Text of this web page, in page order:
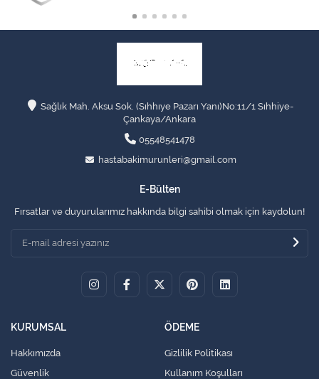
Sağlık Mah. Aksu Sok. (Sıhhıye Pazarı Yanı)No:11/1 Sıhhiye-
Çankaya/Ankara
05548541478
hastabakimurunleri@gmail.com
E-Bülten
Fırsatlar ve duyurularımız hakkında bilgi sahibi olmak için kaydolun!
KURUMSAL
Hakkımızda
Güvenlik
ÖDEME
Gizlilik Politikası
Kullanım Koşulları